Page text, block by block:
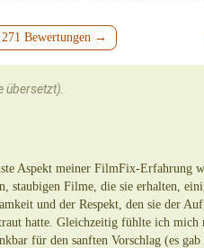
271 Bewertungen →
übersetzt).
Aspekt meiner FilmFix-Erfahrung
staubigen Filme, die sie erhalten,
und der Respekt, den sie der
hatte. Gleichzeitig fühlte ich mich
für den sanften Vorschlag (es